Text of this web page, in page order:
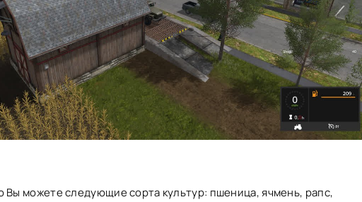
Вы можете следующие сорта культур: пшеница, ячмень, рапс,